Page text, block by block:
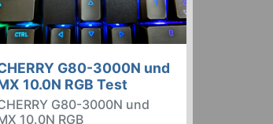
G80-3000N und
10.0N RGB Test
G80-3000N und
10.0N RGB